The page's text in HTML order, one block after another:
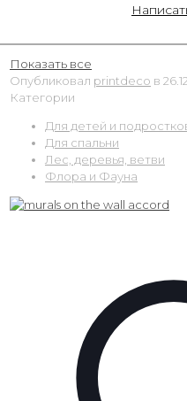
Показать все
Опубликовал printdeco в
Категории
Для детей и
Для спальни
Лес, деревья, ветви
Флора и Фауна